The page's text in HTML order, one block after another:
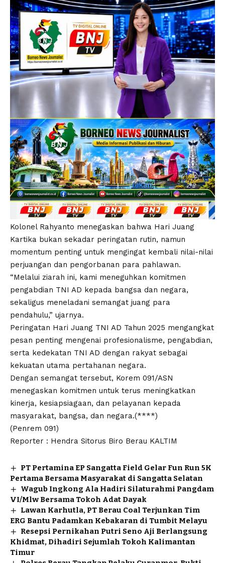
Kolonel Rahyanto menegaskan bahwa Hari Juang
Kartika bukan sekadar peringatan rutin, namun
momentum penting untuk mengingat kembali nilai-nilai
perjuangan dan pengorbanan para pahlawan.
“Melalui ziarah ini, kami meneguhkan komitmen
pengabdian TNI AD kepada bangsa dan negara,
sekaligus meneladani semangat juang para
pendahulu,” ujarnya.
Peringatan Hari Juang TNI AD Tahun 2025 mengangkat
pesan penting mengenai profesionalisme, pengabdian,
serta kedekatan TNI AD dengan rakyat sebagai
kekuatan utama pertahanan negara.
Dengan semangat tersebut, Korem 091/ASN
menegaskan komitmen untuk terus meningkatkan
kinerja, kesiapsiagaan, dan pelayanan kepada
masyarakat, bangsa, dan negara.(****)
(Penrem 091)
Reporter : Hendra Sitorus Biro Berau KALTIM
PT Pertamina EP Sangatta Field Gelar Fun Run 5K
Pertama Bersama Masyarakat di Sangatta Selatan
Wagub Ingkong Ala Hadiri Silaturahmi Pangdam
VI/Mlw Bersama Tokoh Adat Dayak
Lawan Karhutla, PT Berau Coal Terjunkan Tim
ERG Bantu Padamkan Kebakaran di Tumbit Melayu
Resepsi Pernikahan Putri Seno Aji Berlangsung
Khidmat, Dihadiri Sejumlah Tokoh Kalimantan
Timur